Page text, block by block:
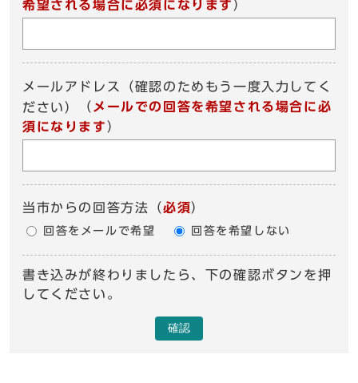
希望される場合に必須になります ）
メールアドレス（確認のためもう一度入力してく
ださい）
（ メールでの回答を希望される場合に必
須になります ）
当市からの回答方法 （必須）
回答をメールで希望 回答を希望しない
書き込みが終わりましたら、下の確認ボタンを押
してください。
確認